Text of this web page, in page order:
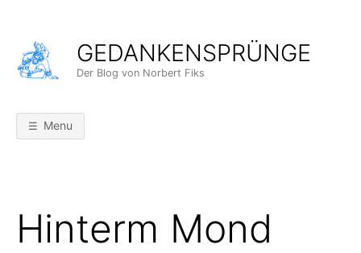
content
GEDANKENSPRÜNGE
Der Blog von Norbert Fiks
Menu
Hinterm Mond